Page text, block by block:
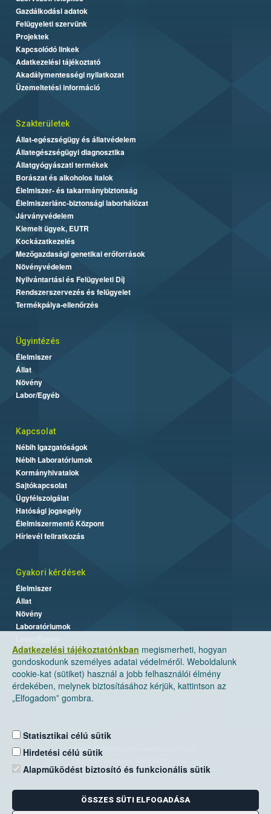
Adatkezelési tájékoztatónkban megismerheti, hogyan
gondoskodunk személyes adatai védelméről. Weboldalunk
cookie-kat (sütiket) használ a jobb felhasználói élmény
érdekében, melynek biztosításához kérjük, kattintson az
„Elfogadom” gombra.
Statisztikai célú sütik
Hirdetési célú sütik
Alapműködést biztosító és funkcionális sütik
ÖSSZES SÜTI ELFOGADÁSA
Gazdálkodási adatok
Felügyeleti szervünk
Projektek
Kapcsolódó linkek
Adatkezelési tájékoztató
Akadálymentességi nyilatkozat
Üzemeltetési információ
Szakterületek
Állat-egészségügy és állatvédelem
Állategészségügyi diagnosztika
Állatgyógyászati termékek
Borászat és alkoholos italok
Élelmiszer- és takarmánybiztonság
Élelmiszerlánc-biztonsági laborhálózat
Járványvédelem
Kiemelt ügyek, EUTR
Kockázatkezelés
Mezőgazdasági genetikai erőforrások
Növényvédelem
Nyilvántartási és Felügyeleti Díj
Rendszerszervezés és felügyelet
Termékpálya-ellenőrzés
Ügyintézés
Élelmiszer
Állat
Növény
Labor/Egyéb
Kapcsolat
Nébih Igazgatóságok
Nébih Laboratóriumok
Kormányhivatalok
Sajtókapcsolat
Ügyfélszolgálat
Hatósági jogsegély
Élelmiszermentő Központ
Hírlevél feliratkozás
Gyakori kérdések
Élelmiszer
Állat
Növény
Laboratóriumok
Nemzeti Élelmiszerlánc-biztonsági Hivatal
Levelezési cím: 1525 Budapest. Pf. 30.
E-mail:ugyfelszolgalat@nebih.gov.hu